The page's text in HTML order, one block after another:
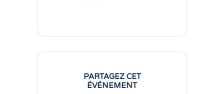
PARTAGEZ CET
ÉVÉNEMENT